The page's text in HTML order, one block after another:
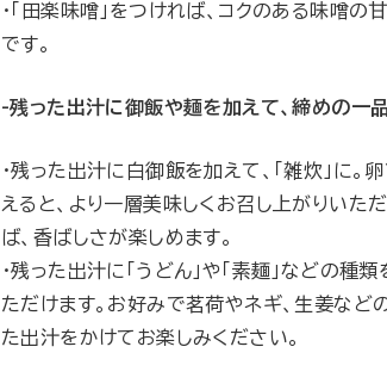
・「田楽味噌」をつければ、 コクのある味噌の
です。
-残った出汁に御飯や麺を加えて、締めの一
・残った出汁に白御飯を加えて、「雑炊」に
えると、より一層美味しくお召し上がりいた
ば、香ばしさが楽しめます。
・残った出汁に「うどん」や「素麺」などの種
ただけます。お好みで茗荷やネギ、生姜など
た出汁をかけてお楽しみください。